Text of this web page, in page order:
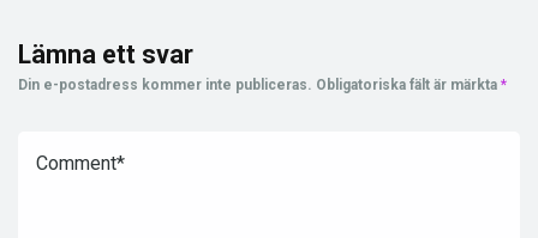
Lämna ett svar
Din e-postadress kommer inte publiceras. Obligatoriska fält är märkta *